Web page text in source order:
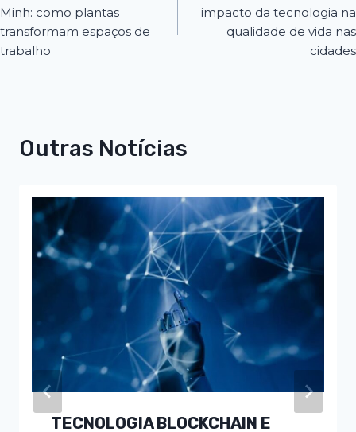
Minh: como plantas
transformam espaços de
trabalho
impacto da tecnologia na
qualidade de vida nas
cidades
Outras Notícias
TECNOLOGIA BLOCKCHAIN E